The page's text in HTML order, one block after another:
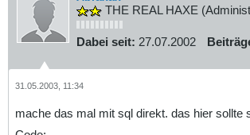
THE REAL HAXE
Dabei seit: 27.07.2002
31.05.2003, 11:34
mache das mal mit sql direkt. das hier sollte